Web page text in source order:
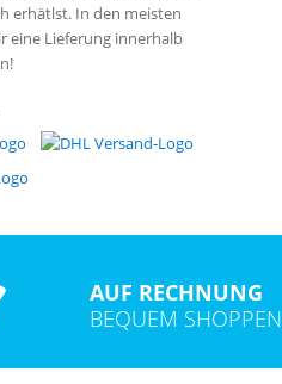
erhätlst. In den meisten
eine Lieferung innerhalb
AUF RECHNUNG
BEQUEM SHOPPEN